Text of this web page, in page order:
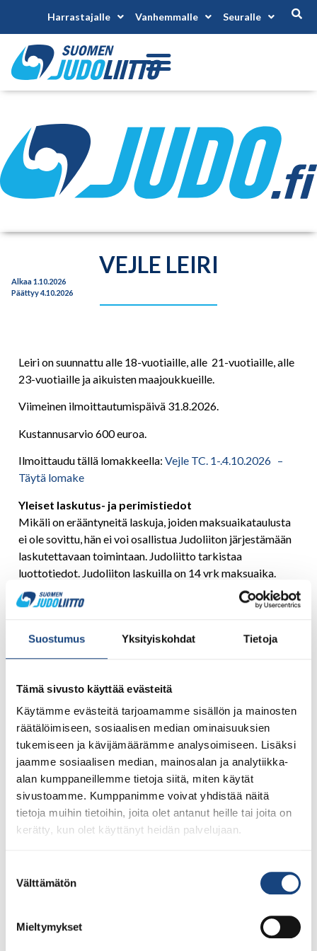
Suostumus Yksityiskohdat Tietoja
Tämä sivusto käyttää evästeitä
Käytämme evästeitä tarjoamamme sisällön ja mainosten
räätälöimiseen, sosiaalisen median ominaisuuksien
tukemiseen ja kävijämäärämme analysoimiseen. Lisäksi
jaamme sosiaalisen median, mainosalan ja analytiikka-
alan kumppaneillemme tietoja siitä, miten käytät
sivustoamme. Kumppanimme voivat yhdistää näitä
tietoja muihin tietoihin, joita olet antanut heille tai joita on
kerätty, kun olet käyttänyt heidän palvelujaan.
valinta
Välttämätön
Mieltymykset
Harrastajalle Vanhemmalle Seuralle
VEJLE LEIRI
Alkaa 1.10.2026
Päättyy 4.10.2026
Leiri on suunnattu alle 18-vuotiaille, alle 21-vuotiaille, alle
23-vuotiaille ja aikuisten maajoukkueille.
Viimeinen ilmoittautumispäivä 31.8.2026.
Kustannusarvio 600 euroa.
Ilmoittaudu tällä lomakkeella: Vejle TC. 1-.4.10.2026 –
Täytä lomake
Yleiset laskutus- ja perimistiedot
Mikäli on erääntyneitä laskuja, joiden maksuaikataulusta
ei ole sovittu, hän ei voi osallistua Judoliiton järjestämään
laskutettavaan toimintaan. Judoliitto tarkistaa
luottotiedot. Judoliiton laskuilla on 14 vrk maksuaika.
Judoliitto lähettää kaksi maksumuistutusta, jonka jälkeen
saatava siirretään perintäyhtiölle.
Kilpailumatkojen laskutus
koituneiden kustannusten lisäksi. Kilpailumatkat
päättymisestä, kun tapahtuman kaikki kulut ovat selvillä.
Peruutusehdot, matkat
Matkalle voi ilmoittautua matkan vastuuvalmentajan
tiedottamissa aikamääreissä. Ilmoittautuminen on sitova.
Mikäli matka mahdollisesti perutaan, Judoliitto laskuttaa
ne kulut, joista ei ole saanut palautusta tai hyvitystä
(esimerkiksi lentoliput, majoitus- ja ilmoittautumismaksut,
matkavakuutuksesta korvauksia lääkärintodistusta
vastaan niistä kuluista, jotka Judoliitto on laskuttanut
(matkavakuutus tulee olla voimassa matkaa varatessa).
Vakuutusyhtiöitä varten pyydettyjen todistusten kulut